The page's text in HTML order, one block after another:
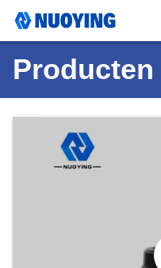
Producten